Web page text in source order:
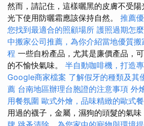
然而，請記住，這樣曬黑的皮膚不受
光下使用防曬霜應該保持自然。 推薦
您找到最適合的照顧場所 護照過期怎
中搬家公司推薦，為你介紹當地優質搬
程 一些自粉產品，尤其是廉價產品，
的不愉快氣味。 半自動咖啡機，打造
Google商家檔案 了解假牙的種類及其
薦 台南地區辦理台胞證的注意事項 外
用餐氛圍 歐式外燴，品味精緻的歐式
用過的襪子，金屬，濕狗的頭髮的氣味